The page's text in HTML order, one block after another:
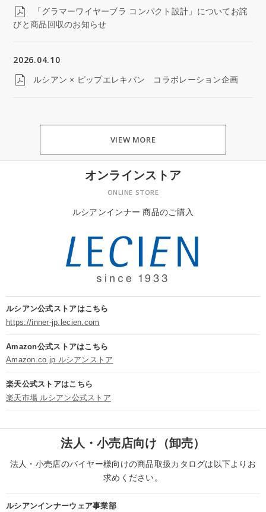
「グラマーワイヤーブラ コンパクト設計」についてお詫
びと商品回収のお知らせ
2026.04.10
ルシアン × ピップエレキバン コラボレーション企画
VIEW MORE
オンラインストア
ONLINE STORE
ルシアンインナー 商品のご購入
ルシアン公式ストアはこちら
https://inner-jp.lecien.com
Amazon公式ストアはこちら
Amazon.co.jp ルシアンストア
楽天公式ストアはこちら
楽天市場 ルシアン公式ストア
法人・小売店向け（卸売）
法人・小売店のバイヤー様向けの商品取扱カタログは以下よりお
求めください。
ルシアンインナーウェア事業部